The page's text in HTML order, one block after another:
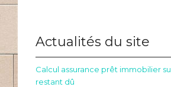
Actualités du site
Calcul assurance prêt immobilier
restant dû